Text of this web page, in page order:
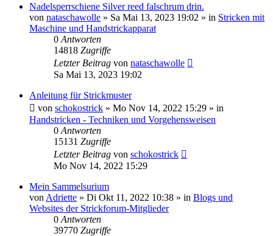
Nadelsperrschiene Silver reed falschrum drin.
von nataschawolle » Sa Mai 13, 2023 19:02 » in Stricken mit
Maschine und Handstrickapparat
0 Antworten
14818 Zugriffe
Letzter Beitrag von nataschawolle
Sa Mai 13, 2023 19:02
Anleitung für Strickmuster
von schokostrick » Mo Nov 14, 2022 15:29 » in
Handstricken - Techniken und Vorgehensweisen
0 Antworten
15131 Zugriffe
Letzter Beitrag von schokostrick
Mo Nov 14, 2022 15:29
Mein Sammelsurium
von Adriette » Di Okt 11, 2022 10:38 » in Blogs und
Websites der Strickforum-Mitglieder
0 Antworten
39770 Zugriffe